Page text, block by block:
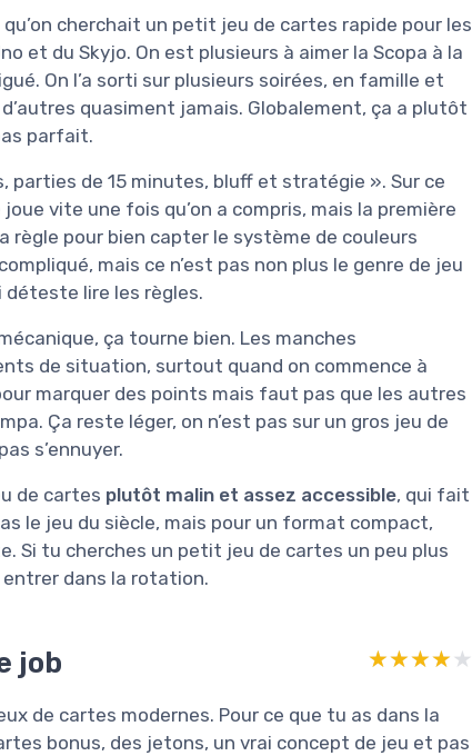
qu’on cherchait un petit jeu de cartes rapide pour les
et du Skyjo. On est plusieurs à aimer la Scopa à la
On l’a sorti sur plusieurs soirées, en famille et
quasiment jamais. Globalement, ça a plutôt
parfait.
parties de 15 minutes, bluff et stratégie ». Sur ce
vite une fois qu’on a compris, mais la première
règle pour bien capter le système de couleurs
mais ce n’est pas non plus le genre de jeu
déteste lire les règles.
ça tourne bien. Les manches
de situation, surtout quand on commence à
marquer des points mais faut pas que les autres
Ça reste léger, on n’est pas sur un gros jeu de
s’ennuyer.
de cartes plutôt malin et assez accessible, qui fait
le jeu du siècle, mais pour un format compact,
Si tu cherches un petit jeu de cartes un peu plus
dans la rotation.
job ★★★★★
★★★★★
de cartes modernes. Pour ce que tu as dans la
bonus, des jetons, un vrai concept de jeu et pas